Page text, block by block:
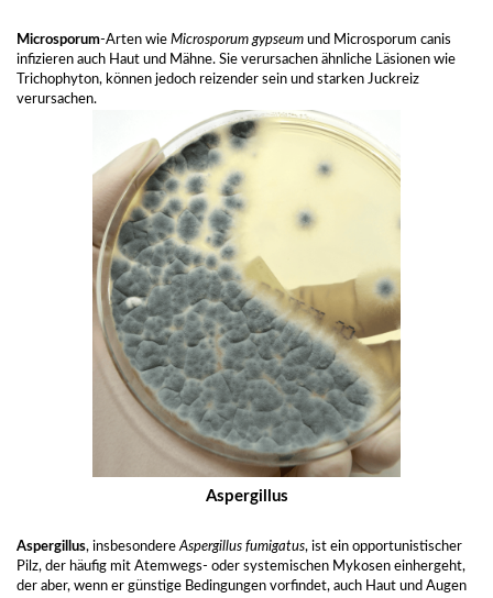
Microsporum-Arten wie Microsporum gypseum und Microsporum canis
infizieren auch Haut und Mähne. Sie verursachen ähnliche Läsionen wie
Trichophyton, können jedoch reizender sein und starken Juckreiz
verursachen.
Aspergillus
Aspergillus, insbesondereAspergillus fumigatus, ist ein opportunistischer
Pilz, der häufig mit Atemwegs- oder systemischen Mykosen einhergeht,
der aber, wenn er günstige Bedingungen vorfindet, auch Haut und Augen